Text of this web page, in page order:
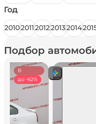
Подбор
Год
20102011201220132014
В
наличии
до -62%